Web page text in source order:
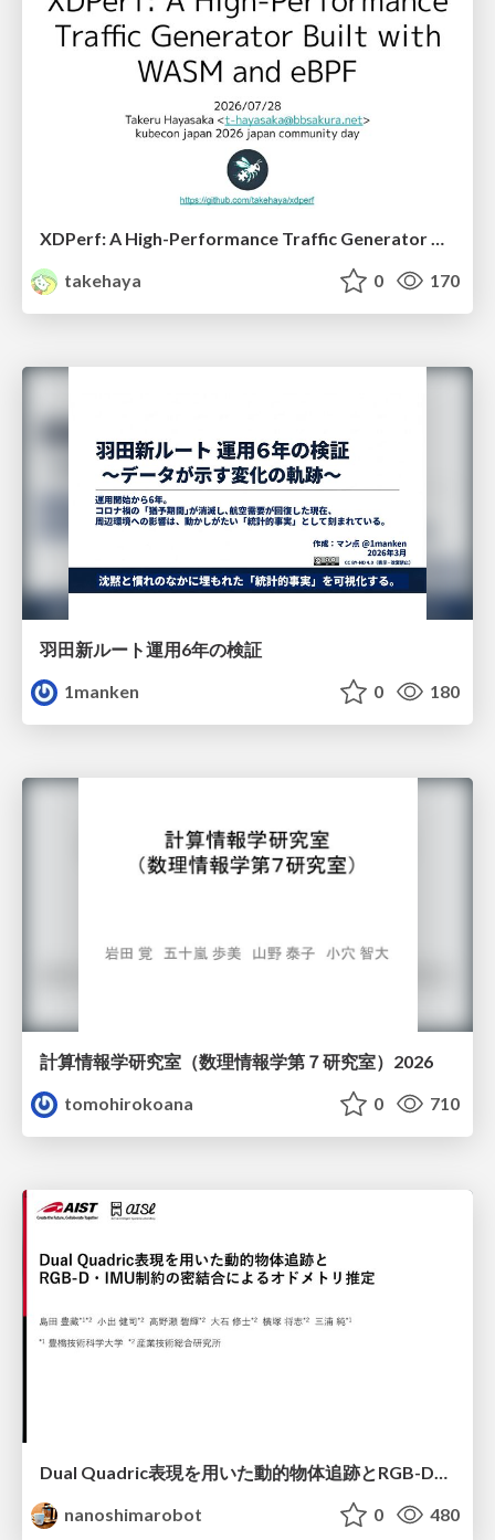
XDPerf: A High-Performance Traffic Generator Built with WASM and eBPF
takehaya
0 170
羽田新ルート運用6年の検証
1manken
0 180
計算情報学研究室 （数理情報学第７研究室）2026
tomohirokoana
0 710
Dual Quadric表現を用いた動的物体追跡とRGB-D・IMU制約の密結合によるオドメトリ推定
nanoshimarobot
0 480